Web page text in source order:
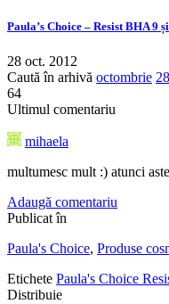
Paula’s Choice – Resist BHA 9
28 oct. 2012
Caută în arhivă octombrie 28
64
Ultimul comentariu
mihaela
multumesc mult :) atunci
Adaugă comentariu
Publicat în
Paula's Choice, Produse
Etichete Paula's Choice
Distribuie